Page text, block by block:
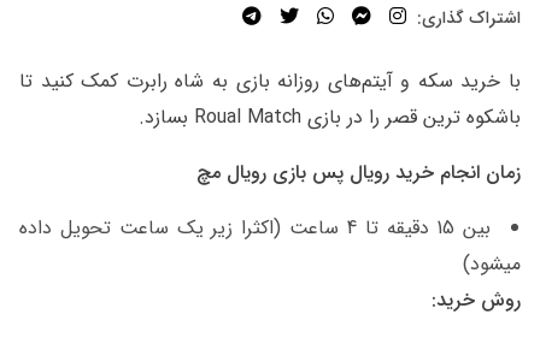
اشتراک گذاری:
با خرید سکه و آیتم‌های روزانه بازی به شاه رابرت کمک کنید تا
باشکوه ترین قصر را در بازی Roual Match بسازد.
زمان انجام خرید رویال پس بازی رویال مچ
بین 15 دقیقه تا 4 ساعت (اکثرا زیر یک ساعت تحویل داده
میشود)
روش خرید: